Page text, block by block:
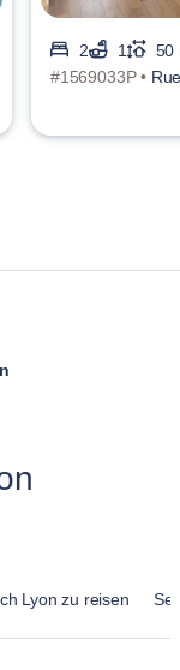
2 1
50
#1569033P •
Lyon zu reisen